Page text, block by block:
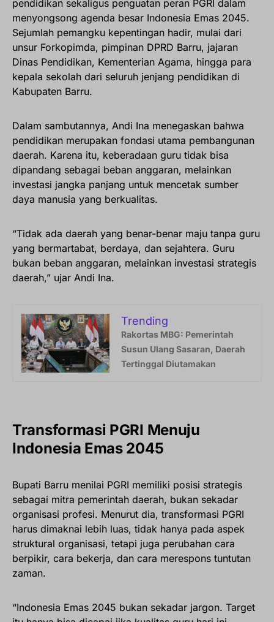
pendidikan sekaligus penguatan peran PGRI dalam
menyongsong agenda besar Indonesia Emas 2045.
Sejumlah pemangku kepentingan hadir, mulai dari
unsur Forkopimda, pimpinan DPRD Barru, jajaran
Dinas Pendidikan, Kementerian Agama, hingga para
kepala sekolah dari seluruh jenjang pendidikan di
Kabupaten Barru.
Dalam sambutannya, Andi Ina menegaskan bahwa
pendidikan merupakan fondasi utama pembangunan
daerah. Karena itu, keberadaan guru tidak bisa
dipandang sebagai beban anggaran, melainkan
investasi jangka panjang untuk mencetak sumber
daya manusia yang berkualitas.
“Tidak ada daerah yang benar-benar maju tanpa guru
yang bermartabat, berdaya, dan sejahtera. Guru
bukan beban anggaran, melainkan investasi strategis
daerah,” ujar Andi Ina.
Trending
Rakortas MBG: Pemerintah
Susun Ulang Sasaran, Daerah
Tertinggal Diutamakan
Transformasi PGRI Menuju
Indonesia Emas 2045
Bupati Barru menilai PGRI memiliki posisi strategis
sebagai mitra pemerintah daerah, bukan sekadar
organisasi profesi. Menurut dia, transformasi PGRI
harus dimaknai lebih luas, tidak hanya pada aspek
struktural organisasi, tetapi juga perubahan cara
berpikir, cara bekerja, dan cara merespons tuntutan
zaman.
“Indonesia Emas 2045 bukan sekadar jargon. Target